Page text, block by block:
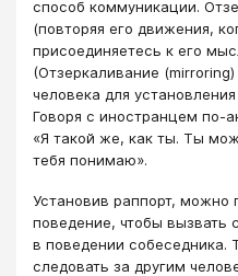
способ коммуникации.
(повторяя его движения,
присоединяетесь к его
(Отзеркаливание
человека для
Говоря с иностранцем по-
«Я такой же, как ты. Ты
тебя понимаю».
Установив раппорт, можно
поведение, чтобы вызвать
в поведении собеседника.
следовать за другим